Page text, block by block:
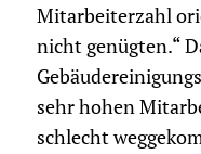
Mitarbeiterzahl
nicht genügten.“
sehr hohen
schlecht